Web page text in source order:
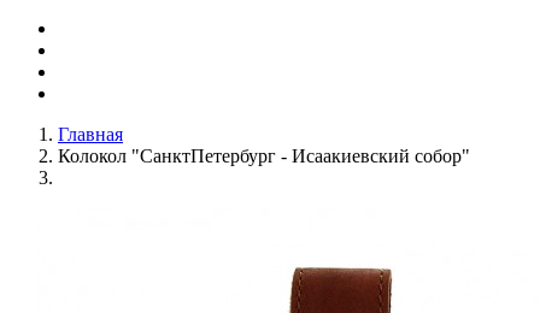
Главная
Колокол "СанктПетербург - Исаакиевский собор"